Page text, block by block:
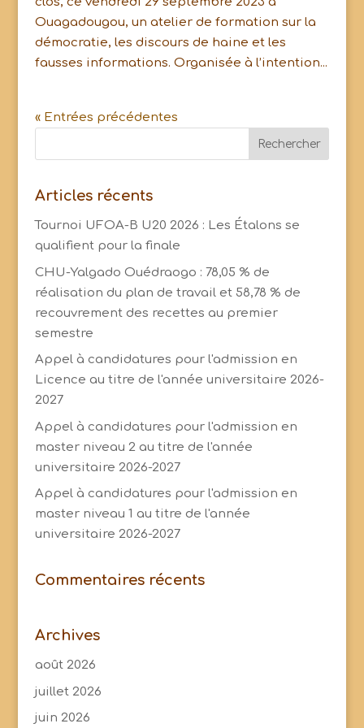
Ouagadougou, un atelier de formation sur la
démocratie, les discours de haine et les
fausses informations. Organisée à l’intention...
« Entrées précédentes
Articles récents
Tournoi UFOA-B U20 2026 : Les Étalons se
qualifient pour la finale
CHU-Yalgado Ouédraogo : 78,05 % de
réalisation du plan de travail et 58,78 % de
recouvrement des recettes au premier
semestre
Appel à candidatures pour l'admission en
Licence au titre de l'année universitaire 2026-
2027
Appel à candidatures pour l'admission en
master niveau 2 au titre de l'année
universitaire 2026-2027
Appel à candidatures pour l'admission en
master niveau 1 au titre de l'année
universitaire 2026-2027
Commentaires récents
Archives
août 2026
juillet 2026
juin 2026